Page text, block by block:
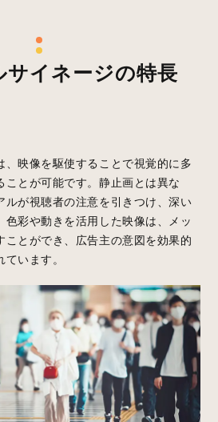
サイネージの特長
、映像を駆使することで視覚的に多
ことが可能です。静止画とは異な
ルが視聴者の注意を引きつけ、深い
色彩や動きを活用した映像は、メッ
ことができ、広告主の意図を効果的
います。